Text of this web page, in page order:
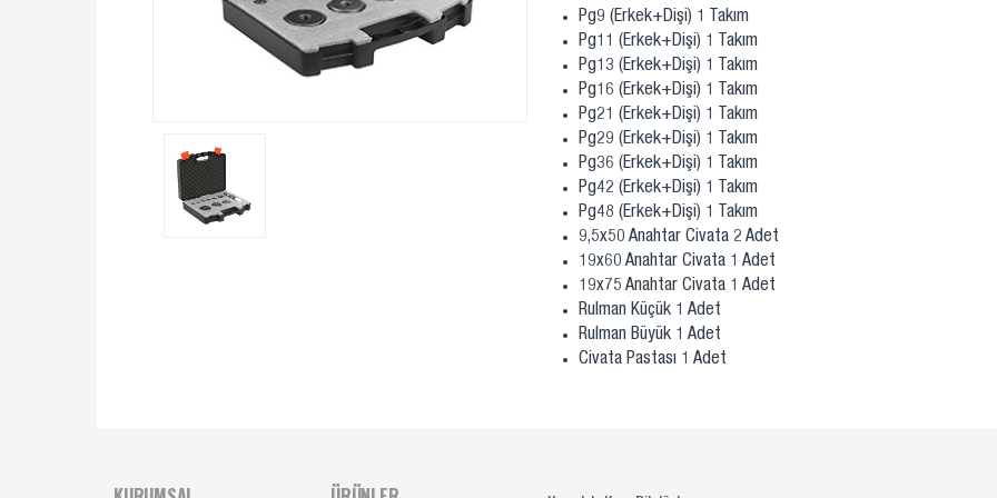
Pg9 (Erkek+Dişi) 1 Takım
Pg11 (Erkek+Dişi) 1 Takım
Pg13 (Erkek+Dişi) 1 Takım
Pg16 (Erkek+Dişi) 1 Takım
Pg21 (Erkek+Dişi) 1 Takım
Pg29 (Erkek+Dişi) 1 Takım
Pg36 (Erkek+Dişi) 1 Takım
Pg42 (Erkek+Dişi) 1 Takım
Pg48 (Erkek+Dişi) 1 Takım
9,5x50 Anahtar Civata 2 Adet
19x60 Anahtar Civata 1 Adet
19x75 Anahtar Civata 1 Adet
Rulman Küçük 1 Adet
Rulman Büyük 1 Adet
Civata Pastası 1 Adet